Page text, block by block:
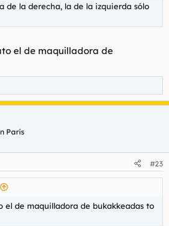
de la derecha, la de la izquierda sólo
el de maquilladora de
París
#23
el de maquilladora de bukakkeadas to